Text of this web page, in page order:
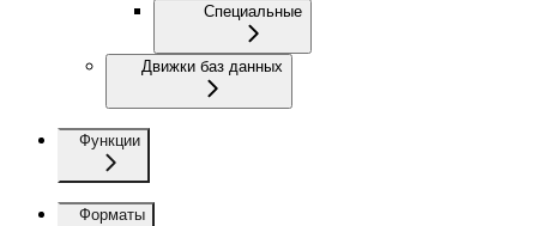
Специальные
Движки баз данных
Функции
Форматы